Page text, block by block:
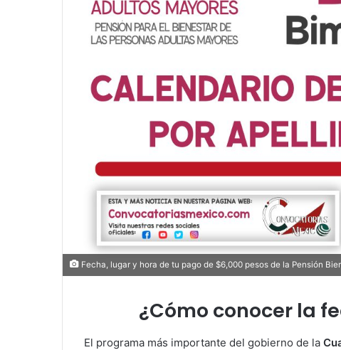
Fecha, lugar y hora de tu pago de $6,000 pesos de la Pensión
¿Cómo conocer la
El programa más importante del gobierno de la